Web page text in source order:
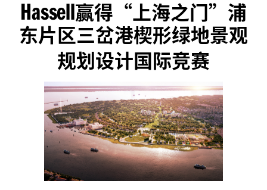
Hassell赢得“上海之门”浦
东片区三岔港楔形绿地景观
规划设计国际竞赛